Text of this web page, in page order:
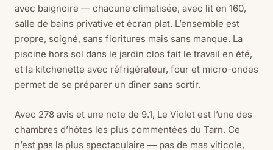
avec baignoire — chacune climatisée, avec lit en 160,
salle de bains privative et écran plat. L’ensemble est
propre, soigné, sans fioritures mais sans manque. La
piscine hors sol dans le jardin clos fait le travail en été,
et la kitchenette avec réfrigérateur, four et micro-ondes
permet de se préparer un dîner sans sortir.
Avec 278 avis et une note de 9.1, Le Violet est l’une des
chambres d’hôtes les plus commentées du Tarn. Ce
n’est pas la plus spectaculaire — pas de mas viticole,